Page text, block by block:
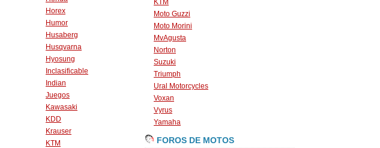
Horex
Humor
Husaberg
Husqvarna
Hyosung
Inclasificable
Indian
Juegos
Kawasaki
KDD
Krauser
KTM
KTM
Moto Guzzi
Moto Morini
MvAgusta
Norton
Suzuki
Triumph
Ural Motorcycles
Voxan
Vyrus
Yamaha
FOROS DE MOTOS